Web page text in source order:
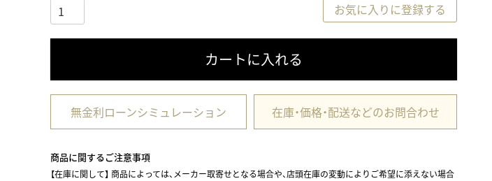
お気に入りに登録する
カートに入れる
無金利ローンシミュレーション 在庫・価格・配送などのお問合わせ
商品に関するご注意事項
【在庫に関して】商品によっては、メーカー取寄せとなる場合や、店頭在庫の変動によりご希望に添えない場合